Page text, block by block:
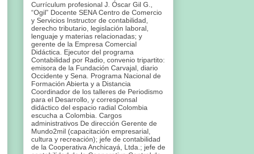
Currículum profesional J. Óscar Gil G.,
“Ogil” Docente SENA Centro de Comercio
y Servicios Instructor de contabilidad,
derecho tributario, legislación laboral,
lenguaje y materias relacionadas; y
gerente de la Empresa Comercial
Didáctica. Ejecutor del programa
Contabilidad por Radio, convenio tripartito:
emisora de la Fundación Carvajal, diario
Occidente y Sena. Programa Nacional de
Formación Abierta y a Distancia
Coordinador de los talleres de Periodismo
para el Desarrollo, y corresponsal
didáctico del espacio radial Colombia
escucha a Colombia. Cargos
administrativos De dirección Gerente de
Mundo2mil (capacitación empresarial,
cultura y recreación); jefe de contabilidad
de la Cooperativa Anchicayá, Ltda.; jefe de